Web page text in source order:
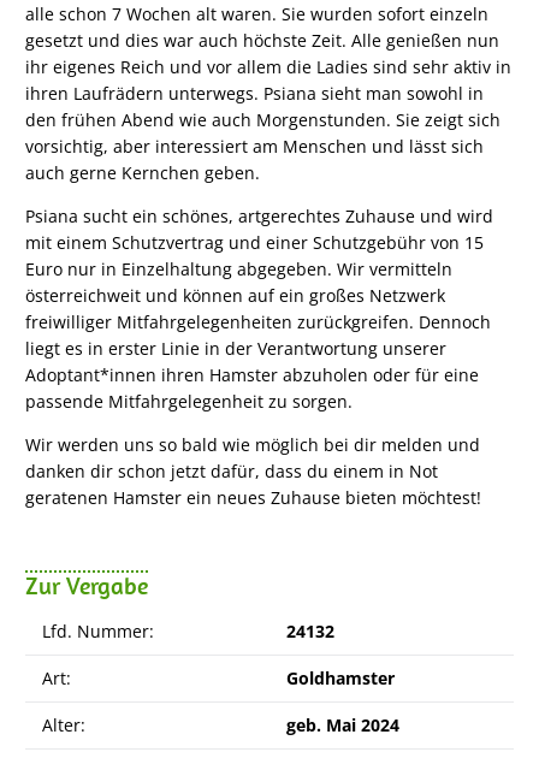
alle schon 7 Wochen alt waren. Sie wurden sofort einzeln
gesetzt und dies war auch höchste Zeit. Alle genießen nun
ihr eigenes Reich und vor allem die Ladies sind sehr aktiv in
ihren Laufrädern unterwegs. Psiana sieht man sowohl in
den frühen Abend wie auch Morgenstunden. Sie zeigt sich
vorsichtig, aber interessiert am Menschen und lässt sich
auch gerne Kernchen geben.
Psiana sucht ein schönes, artgerechtes Zuhause und wird
mit einem Schutzvertrag und einer Schutzgebühr von 15
Euro nur in Einzelhaltung abgegeben. Wir vermitteln
österreichweit und können auf ein großes Netzwerk
freiwilliger Mitfahrgelegenheiten zurückgreifen. Dennoch
liegt es in erster Linie in der Verantwortung unserer
Adoptant*innen ihren Hamster abzuholen oder für eine
passende Mitfahrgelegenheit zu sorgen.
Wir werden uns so bald wie möglich bei dir melden und
danken dir schon jetzt dafür, dass du einem in Not
geratenen Hamster ein neues Zuhause bieten möchtest!
Zur Vergabe
Lfd. Nummer: 24132
Art: Goldhamster
Alter: geb. Mai 2024